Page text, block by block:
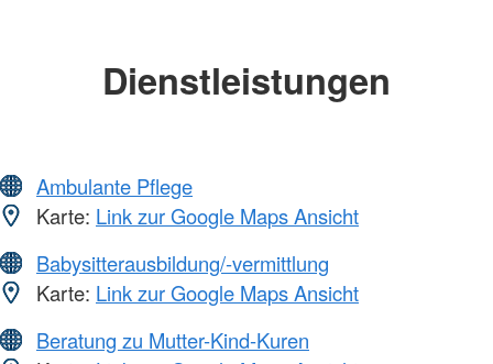
Dienstleistungen
Ambulante Pflege
Karte: Link zur Google Maps Ansicht
Babysitterausbildung/-vermittlung
Karte: Link zur Google Maps Ansicht
Beratung zu Mutter-Kind-Kuren